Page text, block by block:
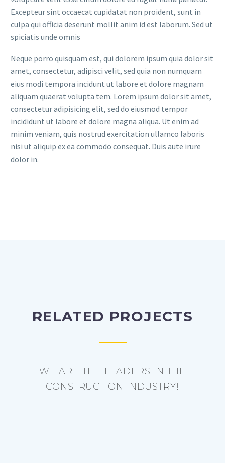
Excepteur sint occaecat cupidatat non proident, sunt in
culpa qui officia deserunt mollit anim id est laborum. Sed ut
spiciatis unde omnis
Neque porro quisquam est, qui dolorem ipsum quia dolor sit
amet, consectetur, adipisci velit, sed quia non numquam
eius modi tempora incidunt ut labore et dolore magnam
aliquam quaerat volupta tem. Lorem ipsum dolor sit amet,
consectetur adipisicing elit, sed do eiusmod tempor
incididunt ut labore et dolore magna aliqua. Ut enim ad
minim veniam, quis nostrud exercitation ullamco laboris
nisi ut aliquip ex ea commodo consequat. Duis aute irure
dolor in.
RELATED PROJECTS
WE ARE THE LEADERS IN THE
CONSTRUCTION INDUSTRY!